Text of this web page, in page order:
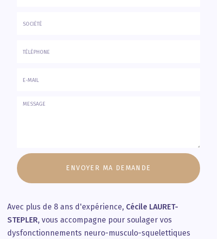
Message
:
ENVOYER MA DEMANDE
Avec plus de 8 ans d'expérience, Cécile LAURET-
STEPLER, vous accompagne pour soulager vos
dysfonctionnements neuro-musculo-squelettiques